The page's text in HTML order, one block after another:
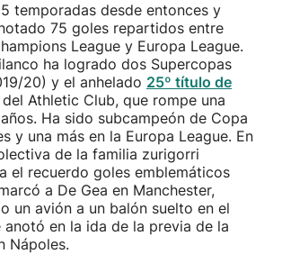
temporadas desde entonces y
75 goles repartidos entre
League y Europa League.
ha logrado dos Supercopas
20) y el anhelado 25º título de
del Athletic Club, que rompe una
Ha sido subcampeón de Copa
y una más en la Europa League. En
de la familia zurigorri
el recuerdo goles emblemáticos
a De Gea en Manchester,
un avión a un balón suelto en el
anotó en la ida de la previa de la
Nápoles.